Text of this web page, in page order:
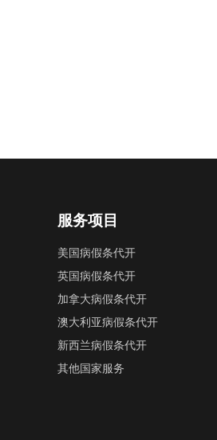
服务项目
美国病假条代开
英国病假条代开
加拿大病假条代开
澳大利亚病假条代开
新西兰病假条代开
其他国家服务